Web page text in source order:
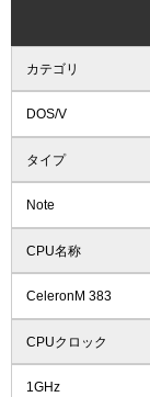
カテゴリ
DOS/V
タイプ
Note
CPU名称
CeleronM 383
CPUクロック
1GHz